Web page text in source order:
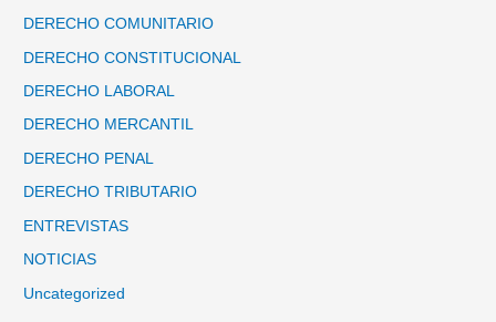
DERECHO COMUNITARIO
DERECHO CONSTITUCIONAL
DERECHO LABORAL
DERECHO MERCANTIL
DERECHO PENAL
DERECHO TRIBUTARIO
ENTREVISTAS
NOTICIAS
Uncategorized